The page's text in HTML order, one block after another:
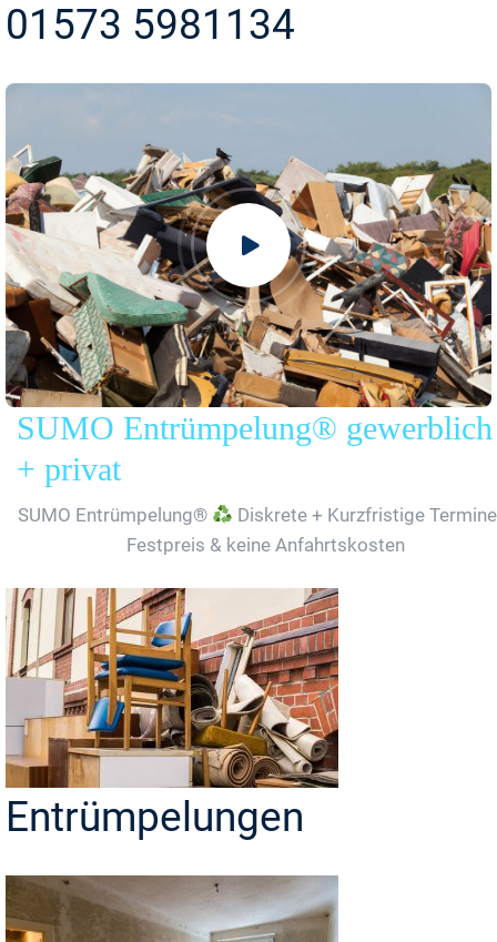
01573 5981134
SUMO Entrümpelung® gewerblich
+ privat
SUMO Entrümpelung®
Diskrete + Kurzfristige
Festpreis & keine Anfahrtskosten
Entrümpelungen